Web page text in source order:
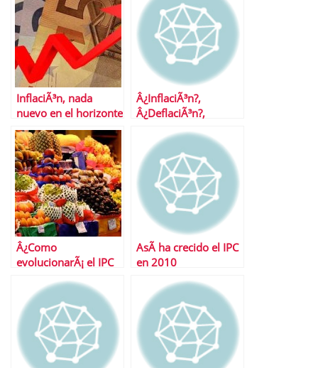
InflaciÃ³n, nada
nuevo en el horizonte
espaÃ±ol aunque sÃ­
en el de EE.UU.
Â¿InflaciÃ³n?,
Â¿DeflaciÃ³n?,
las materias primas?
Â¿Como
evolucionarÃ¡ el IPC
AsÃ­ ha crecido el IPC
en 2010